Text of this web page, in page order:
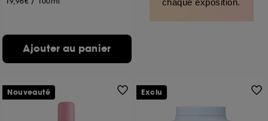
Ajouter au panier
chaque exposition.
Nouveauté Exclu